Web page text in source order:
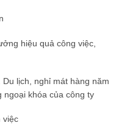
hiệu quả công việc,
lịch, nghỉ mát hàng năm
ngoại khóa của công ty
việc